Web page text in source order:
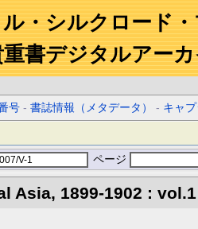
・シルクロード
書デジタルアー
号 -書誌情報（メタデータ） - キャ
ページ
Asia, 1899-1902 : vol.1